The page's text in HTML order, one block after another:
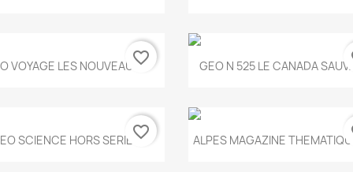
Aperçu rapide
VOYAGE LES NOUVEAUX...
favorite_border Aperçu rapide
GEO N 525 LE CANADA
Aperçu rapide
SCIENCE HORS SERIE...
favorite_border Aperçu rapide
ALPES MAGAZINE